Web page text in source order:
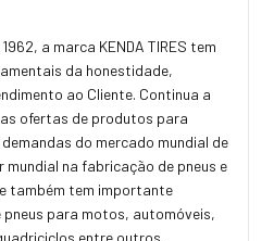
a marca KENDA TIRES tem
da honestidade,
ao Cliente. Continua a
ofertas de produtos para
do mercado mundial de
mundial na fabricação de pneus e
também tem importante
para motos, automóveis,
entre outros.